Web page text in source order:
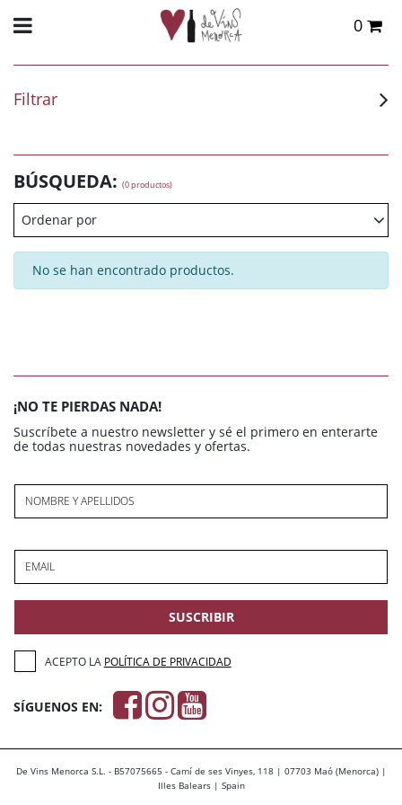
0
Filtrar
BÚSQUEDA: (0 productos)
Ordenar por
No se han encontrado productos.
¡NO TE PIERDAS NADA!
Suscríbete a nuestro newsletter y sé el primero en enterarte
de todas nuestras novedades y ofertas.
NOMBRE Y APELLIDOS
EMAIL
SUSCRIBIR
ACEPTO LA POLÍTICA DE PRIVACIDAD
SÍGUENOS EN:
De Vins Menorca S.L. - B57075665 - Camí de ses Vinyes, 118 | 07703 Maó (Menorca) |
Illes Balears | Spain